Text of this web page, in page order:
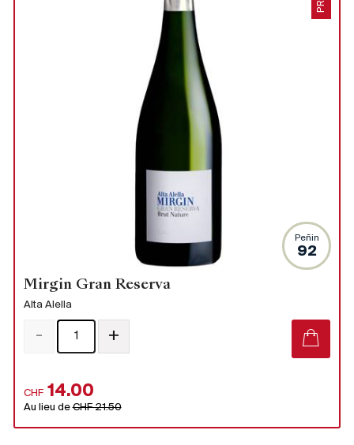
Peñin
92
Mirgin Gran Reserva
Alta Alella
CHF 14.00
Au lieu deCHF 21.50
- +